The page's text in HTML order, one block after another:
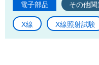
電子部品 その他
X線 X線照射試験